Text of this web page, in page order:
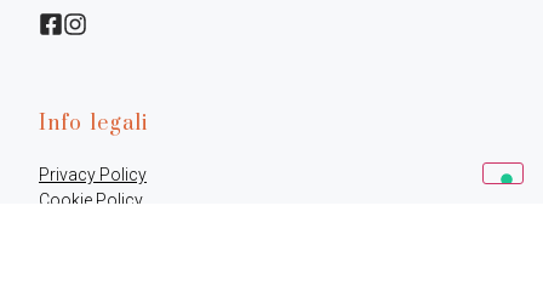
Info legali
Privacy Policy
Cookie Policy